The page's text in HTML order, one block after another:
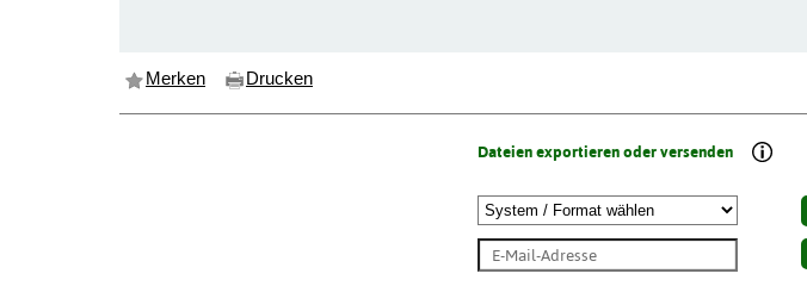
Merken Drucken
Dateien exportieren oder versenden